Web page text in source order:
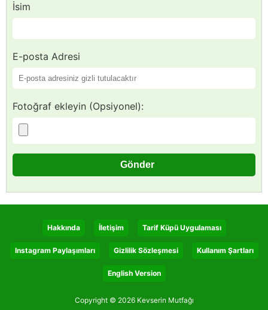
İsim
E-posta Adresi
Fotoğraf ekleyin (Opsiyonel):
Hakkında İletişim Tarif Küpü Uygulaması
Instagram Paylaşımları Gizlilik Sözleşmesi Kullanım Şartları
English Version
Copyright © 2026 Kevserin Mutfağı